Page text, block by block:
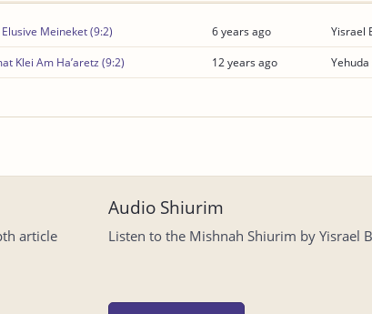
Meineket (9:2) 6 years ago Yisrael
Klei Am Ha’aretz (9:2)
12 years ago
article
Audio Shiurim
Listen to the Mishnah Shiurim by Yisrael